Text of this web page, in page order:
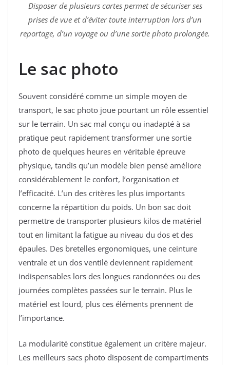
Disposer de plusieurs cartes permet de sécuriser ses
prises de vue et d’éviter toute interruption lors d’un
reportage, d’un voyage ou d’une sortie photo prolongée.
Le sac photo
Souvent considéré comme un simple moyen de
transport, le sac photo joue pourtant un rôle essentiel
sur le terrain. Un sac mal conçu ou inadapté à sa
pratique peut rapidement transformer une sortie
photo de quelques heures en véritable épreuve
physique, tandis qu’un modèle bien pensé améliore
considérablement le confort, l’organisation et
l’efficacité. L’un des critères les plus importants
concerne la répartition du poids. Un bon sac doit
permettre de transporter plusieurs kilos de matériel
tout en limitant la fatigue au niveau du dos et des
épaules. Des bretelles ergonomiques, une ceinture
ventrale et un dos ventilé deviennent rapidement
indispensables lors des longues randonnées ou des
journées complètes passées sur le terrain. Plus le
matériel est lourd, plus ces éléments prennent de
l’importance.
La modularité constitue également un critère majeur.
Les meilleurs sacs photo disposent de compartiments